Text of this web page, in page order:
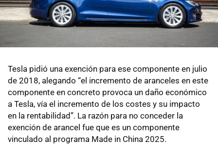
Tesla pidió una exención para ese componente en julio
de 2018, alegando “el incremento de aranceles en este
componente en concreto provoca un daño económico
a Tesla, vía el incremento de los costes y su impacto
en la rentabilidad”. La razón para no conceder la
exención de arancel fue que es un componente
vinculado al programa Made in China 2025.